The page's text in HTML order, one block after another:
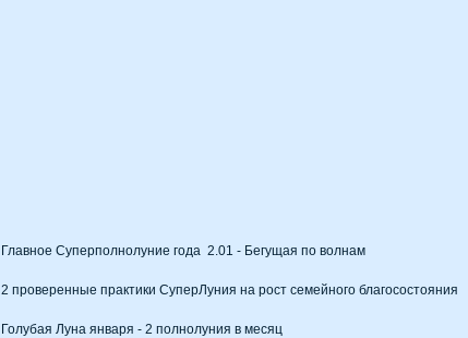
Главное Суперполнолуние года  2.01 - Бегущая по волнам
2 проверенные практики СуперЛуния на рост семейного благосостояния
Голубая Луна января - 2 полнолуния в месяц